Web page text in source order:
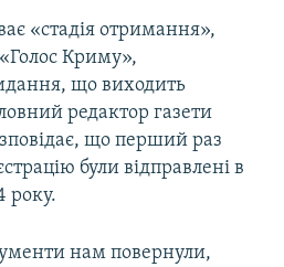
«стадія отримання»,
Криму»,
що виходить
редактор газети
що перший раз
були відправлені в
року.
нам повернули,